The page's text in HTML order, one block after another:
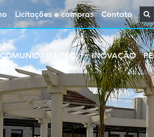
Licitações e compras Contato
COMUNIDAD UTEC INOVAÇÃO